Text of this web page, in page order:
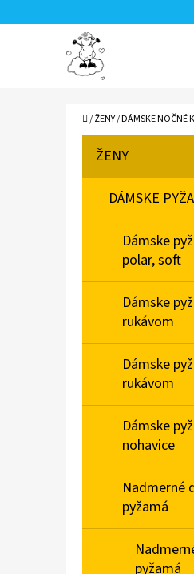
Domov
/ŽENY/DÁMSKE NOČNÉ
O
N
Preskočiť
kategórie
T
G
I
ŽENY
DÁMSKE
Dámske
polar, soft
Dámske
rukávom
Dámske
rukávom
Dámske
nohavice
Nadmerné
pyžamá
pyžamá
Späť
do
Späť
do
MEDVEDÍKY
€23,90